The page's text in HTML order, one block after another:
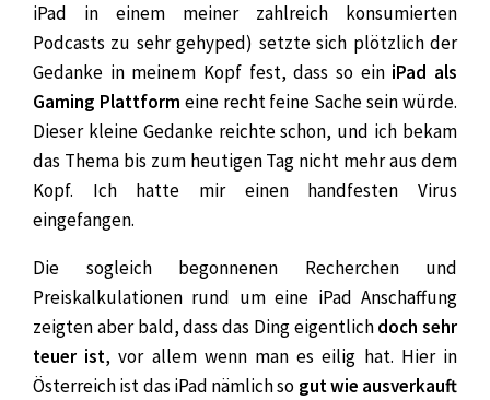
iPad in einem meiner zahlreich konsumierten
Podcasts zu sehr gehyped) setzte sich plötzlich der
Gedanke in meinem Kopf fest, dass so ein iPad als
Gaming Plattform eine recht feine Sache sein würde.
Dieser kleine Gedanke reichte schon, und ich bekam
das Thema bis zum heutigen Tag nicht mehr aus dem
Kopf. Ich hatte mir einen handfesten Virus
eingefangen.
Die sogleich begonnenen Recherchen und
Preiskalkulationen rund um eine iPad Anschaffung
zeigten aber bald, dass das Ding eigentlichdoch sehr
teuer ist, vor allem wenn man es eilig hat. Hier in
Österreich ist das iPad nämlich so gut wie ausverkauft